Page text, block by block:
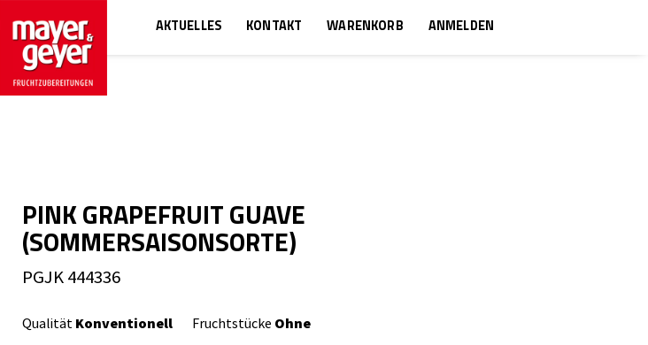
AKTUELLES KONTAKT WARENKORB ANMELDEN
PINK GRAPEFRUIT GUAVE
(SOMMERSAISONSORTE)
PGJK 444336
Qualität Konventionell Fruchtstücke Ohne